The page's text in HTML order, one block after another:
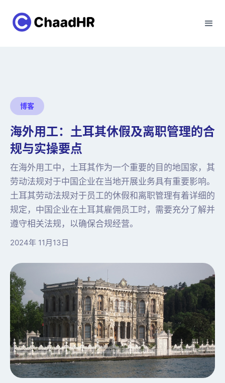
博客
海外用工：土耳其休假及离职管理的合
规与实操要点
在海外用工中，土耳其作为一个重要的目的地国家，其
劳动法规对于中国企业在当地开展业务具有重要影响。
土耳其劳动法规对于员工的休假和离职管理有着详细的
规定，中国企业在土耳其雇佣员工时，需要充分了解并
遵守相关法规，以确保合规经营。
2024年 11月13日